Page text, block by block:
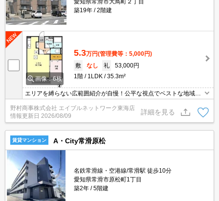
愛知県常滑市大鳥町２丁目
築19年
2階建
画像：6枚
5.3万円(管理費等：5,000円)
敷
なし 礼
53,000円
1階
1LDK 35.3m²
エリアを縛らない広範囲紹介が自慢！公平な視点でベストな地域を
ご提案します。現地集合・オンライン対応！
野村商事株式会社 エイブルネットワーク東海店
情報更新日 2026/08/09
詳細を見る
賃貸マンション A・City常滑原松
名鉄常滑線・空港線/常滑駅 徒歩10分
愛知県常滑市原松町1丁目
築2年
5階建